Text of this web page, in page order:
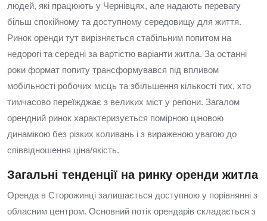
людей, які працюють у Чернівцях, але надають перевагу
більш спокійному та доступному середовищу для життя.
Ринок оренди тут вирізняється стабільним попитом на
недорогі та середні за вартістю варіанти житла. За останні
роки формат попиту трансформувався під впливом
мобільності робочих місць та збільшення кількості тих, хто
тимчасово переїжджає з великих міст у регіони. Загалом
орендний ринок характеризується помірною ціновою
динамікою без різких коливань і з вираженою увагою до
співвідношення ціна/якість.
Загальні тенденції на ринку оренди житла
Оренда в Сторожинці залишається доступною у порівнянні з
обласним центром. Основний потік орендарів складається з